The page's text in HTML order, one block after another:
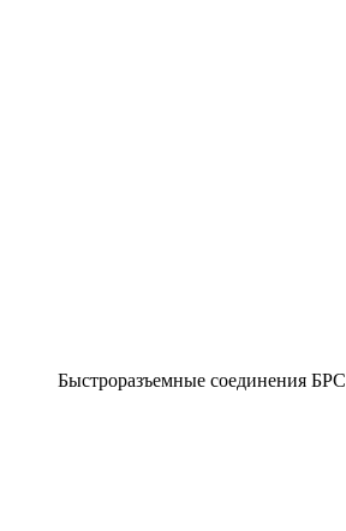
Быстроразъемные соединения БРС